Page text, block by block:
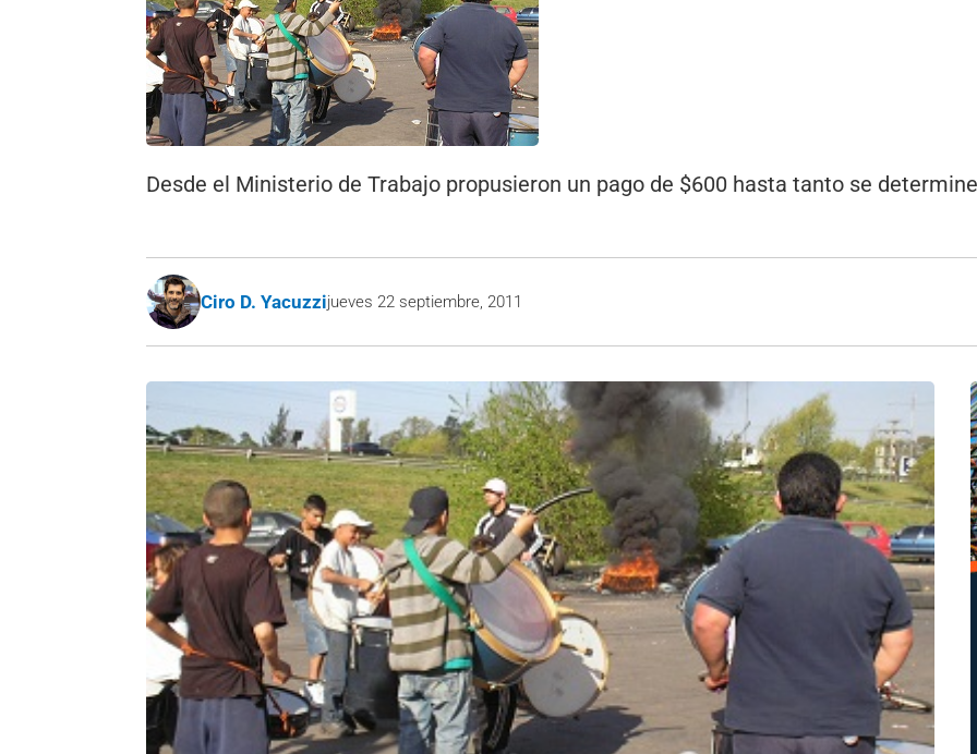
Desde el Ministerio de Trabajo propusieron un pago de $600 hasta tanto se
Ciro D. Yacuzzijueves 22 septiembre, 2011